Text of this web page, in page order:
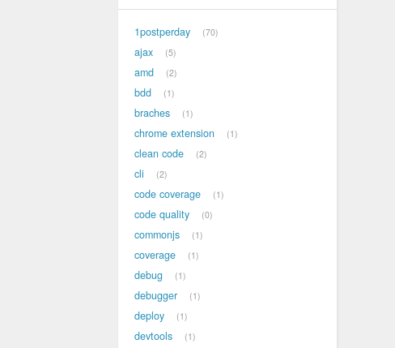
1postperday 70
ajax 5
amd 2
bdd 1
braches 1
chrome extension 1
clean code 2
cli 2
code coverage 1
code quality 0
commonjs 1
coverage 1
debug 1
debugger 1
deploy 1
devtools 1